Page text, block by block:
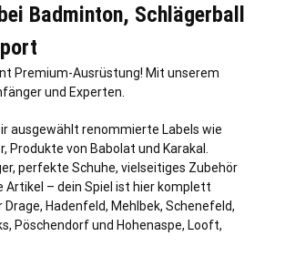
Badminton, Schlägerball
Premium-Ausrüstung! Mit unserem
und Experten.
ausgewählt renommierte Labels wie
Produkte von Babolat und Karakal.
perfekte Schuhe, vielseitiges Zubehör
Artikel – dein Spiel ist hier komplett
Hadenfeld, Mehlbek, Schenefeld,
, Pöschendorfund Hohenaspe, Looft,